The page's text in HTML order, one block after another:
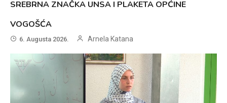
SREBRNA ZNAČKA UNSA I PLAKETA OPĆINE
VOGOŠĆA
6. Augusta 2026. Arnela Katana